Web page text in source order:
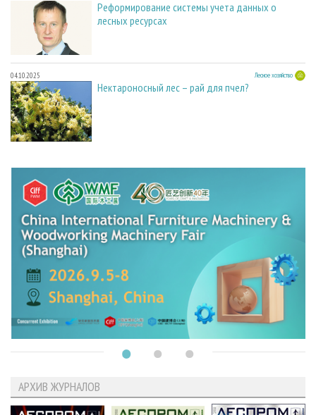
Реформирование системы учета данных о
лесных ресурсах
04.10.2025 Лесное хозяйство
Нектароносный лес – рай для пчел?
АРХИВ ЖУРНАЛОВ